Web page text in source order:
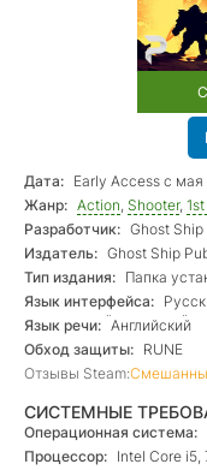
Дата: Early Access с мая
Жанр: Action, Shooter,
Разработчик: Ghost Ship
Издатель: Ghost Ship
Тип издания: Папка
Язык интерфейса:
итальянский, немецкий,
японский, корейский,
китайский (упр.), турецкий
Язык речи: Английский
Обход защиты: RUNE
Отзывы Steam:
СИСТЕМНЫЕ
Операционная система:
Процессор: Intel Core i5,